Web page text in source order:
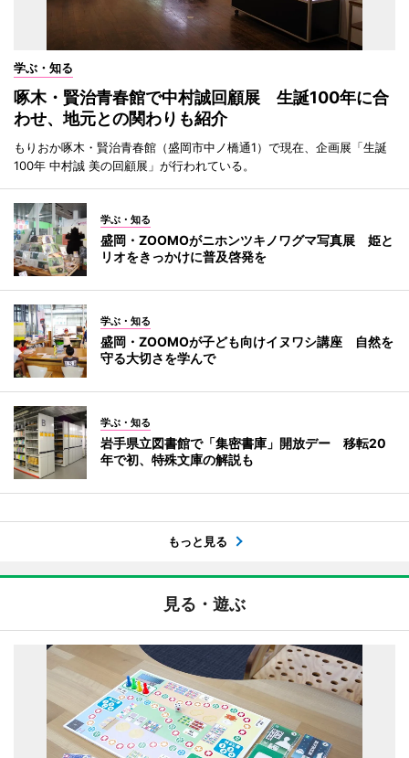
学ぶ・知る
啄木・賢治青春館で中村誠回顧展 生誕100年に合
わせ、地元との関わりも紹介
もりおか啄木・賢治青春館（盛岡市中ノ橋通1）で現在、企画展「生誕
100年 中村誠 美の回顧展」が行われている。
学ぶ・知る
盛岡・ZOOMOがニホンツキノワグマ写真展 姫と
リオをきっかけに普及啓発を
学ぶ・知る
盛岡・ZOOMOが子ども向けイヌワシ講座 自然を
守る大切さを学んで
学ぶ・知る
岩手県立図書館で「集密書庫」開放デー 移転20
年で初、特殊文庫の解説も
もっと見る
見る・遊ぶ